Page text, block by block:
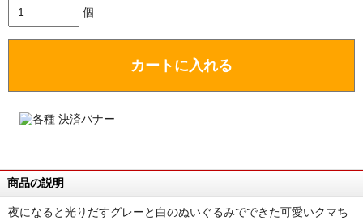
個
カートに入れる
商品の説明
夜になると光りだすグレーと白のぬいぐるみでできた可愛いクマち